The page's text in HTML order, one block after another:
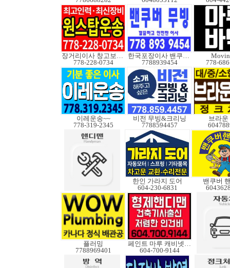
장거리이사 창고보관정크
778-228-0734
한국포장이사 밴쿠버무빙
7788939454
778-
이레운송~~
778-319-2345
비전 무빙&크리닝
7788594457
브라운
한인 가라지 도어
604-230-6831
밴쿠버
플러밍
7788969401
페인트 마루 캐비넷코팅
604-700-9144